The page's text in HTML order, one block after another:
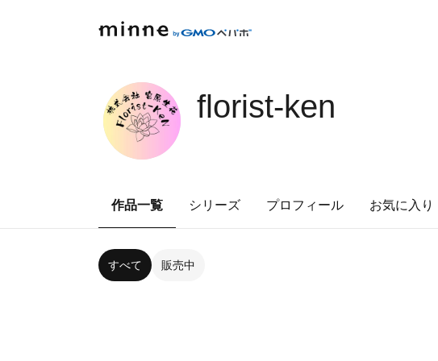
florist-ken
作品一覧 シリーズ プロフィール お気に入り
すべて 販売中